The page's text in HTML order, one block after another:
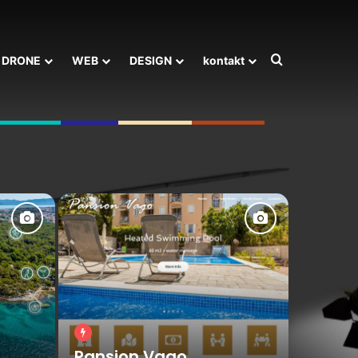
DRONE WEB DESIGN kontakt Search for